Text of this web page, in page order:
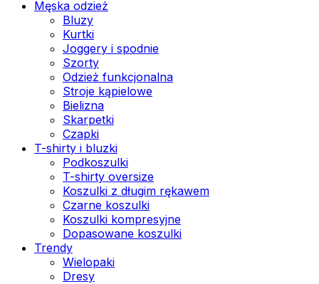
Męska odzież
Bluzy
Kurtki
Joggery i spodnie
Szorty
Odzież funkcjonalna
Stroje kąpielowe
Bielizna
Skarpetki
Czapki
T-shirty i bluzki
Podkoszulki
T-shirty oversize
Koszulki z długim rękawem
Czarne koszulki
Koszulki kompresyjne
Dopasowane koszulki
Trendy
Wielopaki
Dresy